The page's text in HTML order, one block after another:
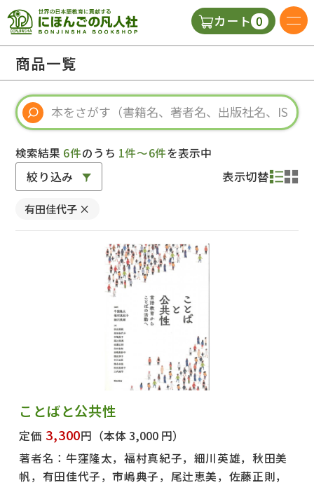
カート 0
視聴覚・補助教材
教師用参考書
商品一覧
検索結果 6件のうち 1件～6件を表示中
絞り込み 表示切替
有田佳代子 ×
ことばと公共性
定価 3,300円 （本体 3,000 円）
著者名： 牛窪隆太，福村真紀子，細川英雄，秋田美
帆，有田佳代子，市嶋典子，尾辻恵美，佐藤正則，